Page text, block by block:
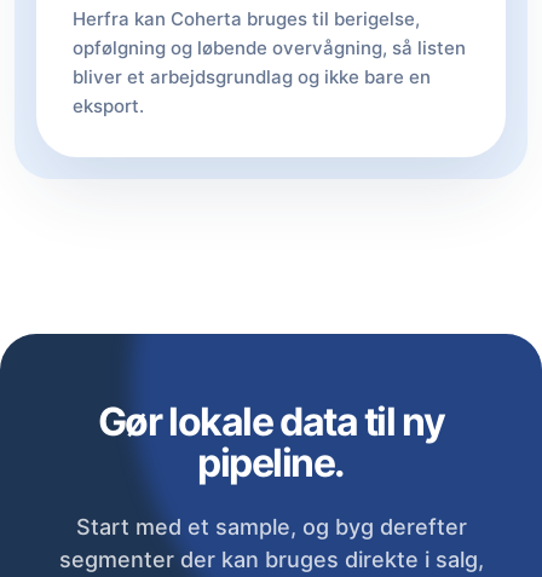
Herfra kan Coherta bruges til berigelse,
opfølgning og løbende overvågning, så listen
bliver et arbejdsgrundlag og ikke bare en
eksport.
Gør lokale data til ny
pipeline.
Start med et sample, og byg derefter
segmenter der kan bruges direkte i salg,